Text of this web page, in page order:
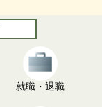
就職・退職